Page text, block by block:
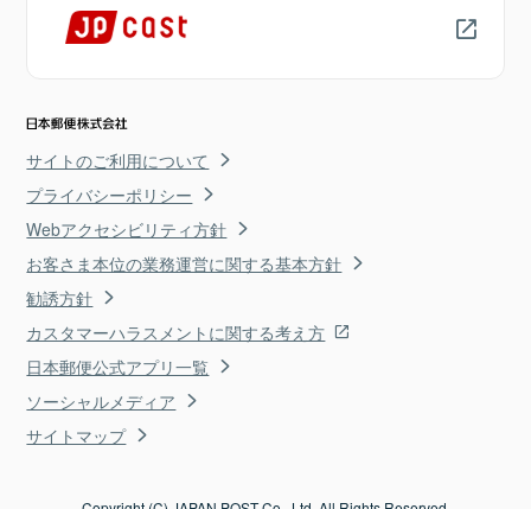
サイトのご利用について
プライバシーポリシー
Webアクセシビリティ方針
お客さま本位の業務運営に関する基本方針
勧誘方針
カスタマーハラスメントに関する考え方
日本郵便公式アプリ一覧
ソーシャルメディア
サイトマップ